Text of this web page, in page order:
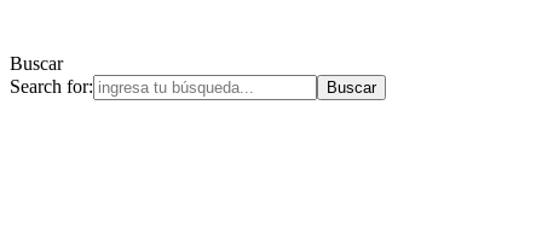
Buscar
Search for: